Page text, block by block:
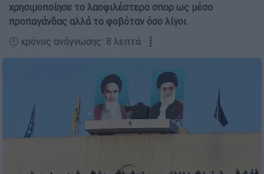
χρησιμοποίησε το λαοφιλέστερο σπορ ως μέσο
προπαγάνδας αλλά το φοβόταν όσο λίγοι
🕛 χρόνος ανάγνωσης: 8 λεπτά ┋